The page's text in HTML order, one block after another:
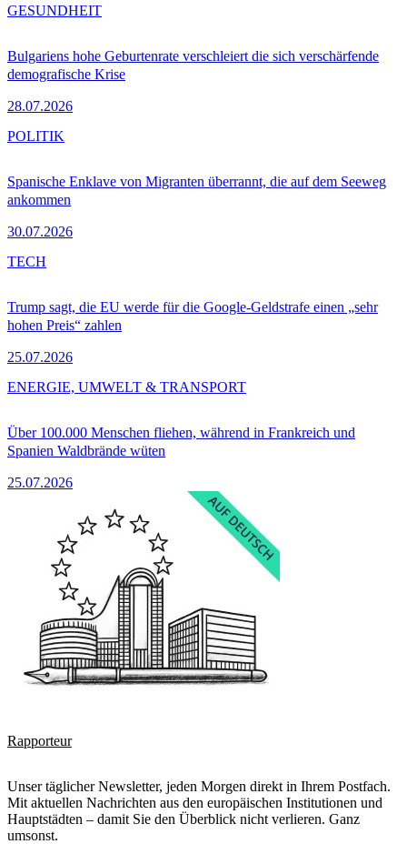
Bulgariens hohe Geburtenrate verschleiert die sich verschärfende
demografische Krise
28.07.2026
GESUNDHEIT
Spanische Enklave von Migranten überrannt, die auf dem Seeweg
ankommen
30.07.2026
POLITIK
Trump sagt, die EU werde für die Google-Geldstrafe einen „sehr
hohen Preis“ zahlen
25.07.2026
TECH
Über 100.000 Menschen fliehen, während in Frankreich und
Spanien Waldbrände wüten
25.07.2026
ENERGIE, UMWELT & TRANSPORT
Rapporteur
Unser täglicher Newsletter, jeden Morgen direkt in Ihrem Postfach.
Mit aktuellen Nachrichten aus den europäischen Institutionen und
Hauptstädten – damit Sie den Überblick nicht verlieren. Ganz
umsonst.